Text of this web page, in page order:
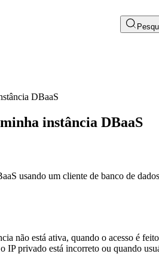
está
DBaaS
instância DBaaS
usando um cliente de banco de
não está ativa, quando o acesso é
IP privado está incorreto ou quando